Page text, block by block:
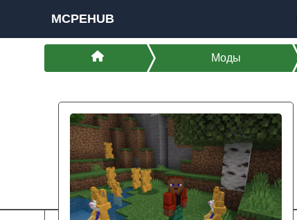
MCPEHUB
Моды